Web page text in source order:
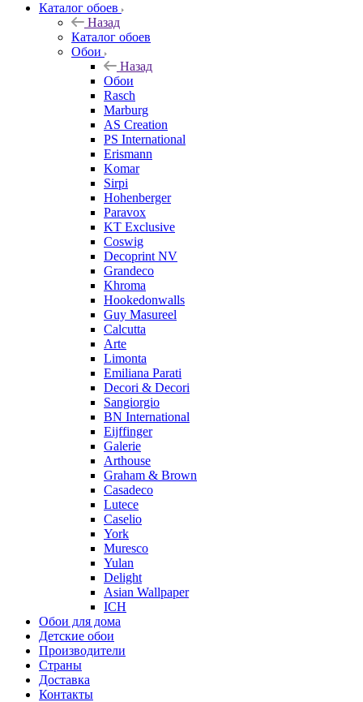
Каталог обоев
Назад
Каталог обоев
Обои
Назад
Обои
Rasch
Marburg
AS Creation
PS International
Erismann
Komar
Sirpi
Hohenberger
Paravox
KT Exclusive
Coswig
Decoprint NV
Grandeco
Khroma
Hookedonwalls
Guy Masureel
Calcutta
Arte
Limonta
Emiliana Parati
Decori & Decori
Sangiorgio
BN International
Eijffinger
Galerie
Arthouse
Graham & Brown
Casadeco
Lutece
Caselio
York
Muresco
Yulan
Delight
Asian Wallpaper
ICH
Обои для дома
Детские обои
Производители
Страны
Доставка
Контакты